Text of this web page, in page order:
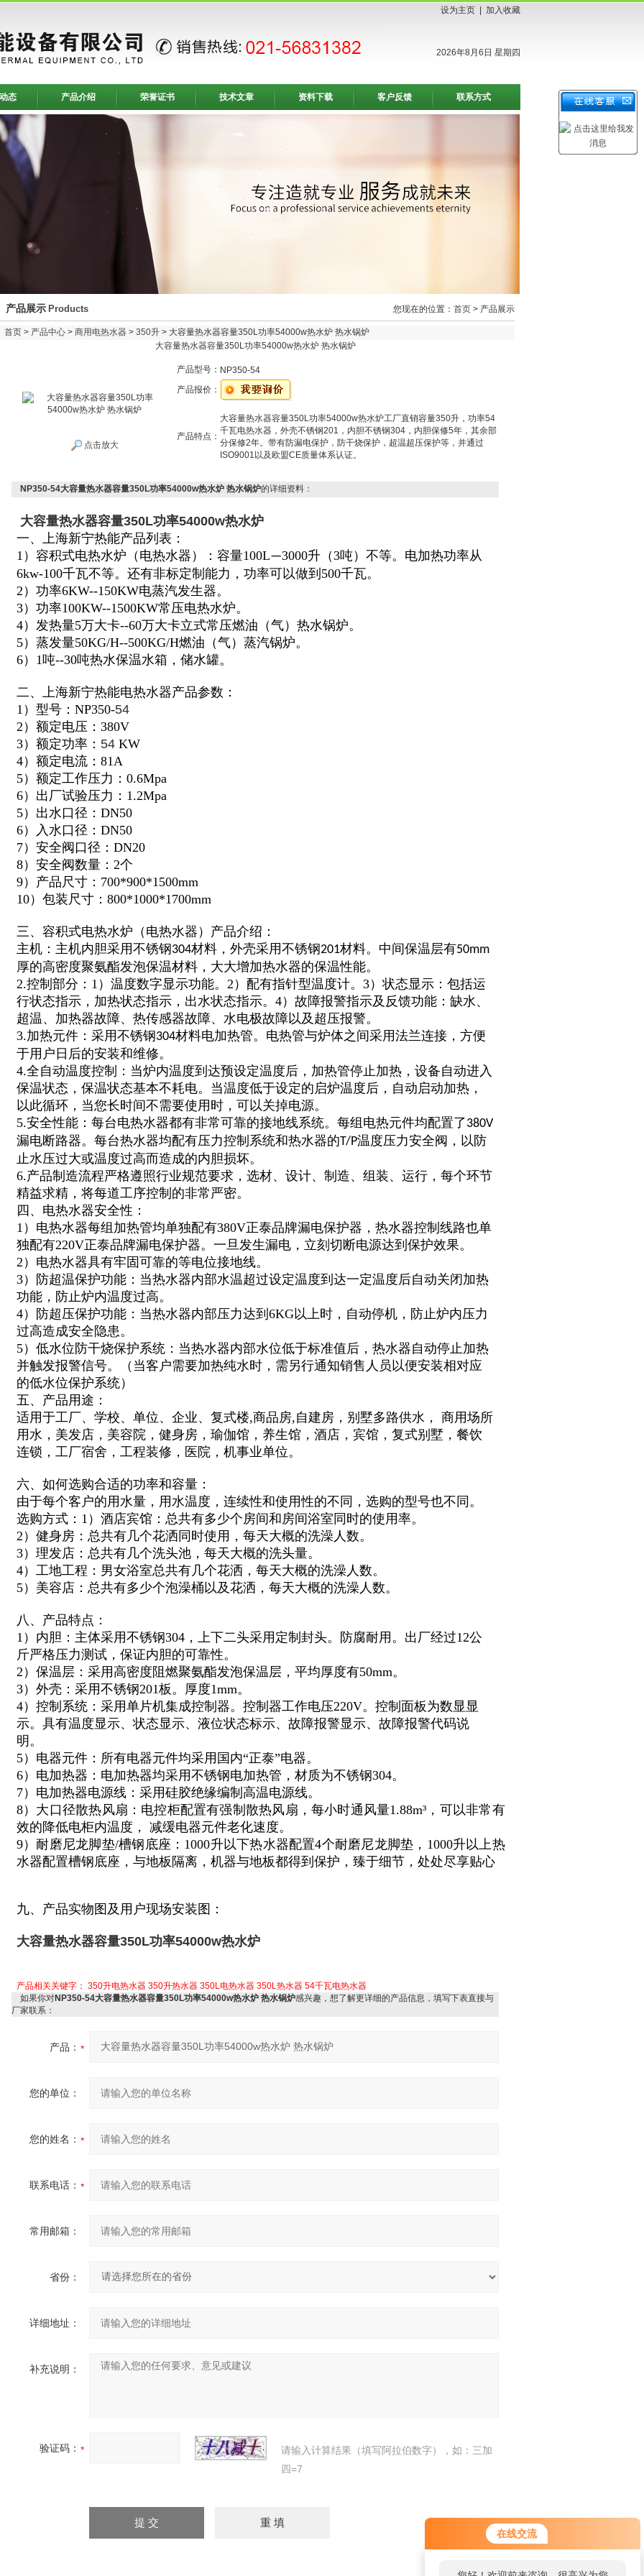
在线交流
设为主页 加入收藏
2026年8月6日 星期四
态 产品介绍 荣誉证书 技术文章 资料下载 客户反馈 联系方式
产品展示 Products 您现在的位置： 首页 > 产品展示
首页 > 产品中心 > 商用电热水器 > 350升 > 大容量热水器容量350L功率54000w热水炉 热水锅炉
大容量热水器容量350L功率54000w热水炉 热水锅炉
点击放大
产品型号： NP350-54
产品报价：
产品特点：
大容量热水器容量350L功率54000w热水炉工厂直销容量350升，功率54
千瓦电热水器，外壳不锈钢201，内胆不锈钢304，内胆保修5年，其余部
分保修2年。带有防漏电保护，防干烧保护，超温超压保护等，并通过
ISO9001以及欧盟CE质量体系认证。
NP350-54大容量热水器容量350L功率54000w热水炉 热水锅炉的详细资料：
大容量热水器容量350L功率54000w热水炉
一、上海新宁热能产品列表：
1）容积式电热水炉（电热水器）：容量100L—3000升（3吨）不等。电加热功率从
6kw-100千瓦不等。还有非标定制能力，功率可以做到500千瓦。
2）功率6KW--150KW电蒸汽发生器。
3）功率100KW--1500KW常压电热水炉。
4）发热量5万大卡--60万大卡立式常压燃油（气）热水锅炉。
5）蒸发量50KG/H--500KG/H燃油（气）蒸汽锅炉。
6）1吨--30吨热水保温水箱，储水罐。
二、上海新宁热能电热水器产品参数：
1）型号：NP350-54
2）额定电压：380V
3）额定功率： 54 KW
4）额定电流：81A
5）额定工作压力：0.6Mpa
6）出厂试验压力：1.2Mpa
5）出水口径：DN50
6）入水口径：DN50
7）安全阀口径：DN20
8）安全阀数量：2个
9）产品尺寸：700*900*1500mm
10）包装尺寸：800*1000*1700mm
三、容积式电热水炉（电热水器）产品介绍：
主机：主机内胆采用不锈钢304材料，外壳采用不锈钢201材料。中间保温层有50mm
厚的高密度聚氨酯发泡保温材料，大大增加热水器的保温性能。
2.控制部分：1）温度数字显示功能。2）配有指针型温度计。3）状态显示：包括运
行状态指示，加热状态指示，出水状态指示。4）故障报警指示及反馈功能：缺水、
超温、加热器故障、热传感器故障、水电极故障以及超压报警。
3.加热元件：采用不锈钢304材料电加热管。电热管与炉体之间采用法兰连接，方便
于用户日后的安装和维修。
4.全自动温度控制：当炉内温度到达预设定温度后，加热管停止加热，设备自动进入
保温状态，保温状态基本不耗电。当温度低于设定的启炉温度后，自动启动加热，
以此循环，当您长时间不需要使用时，可以关掉电源。
5.安全性能：每台电热水器都有非常可靠的接地线系统。每组电热元件均配置了380V
漏电断路器。每台热水器均配有压力控制系统和热水器的T/P温度压力安全阀，以防
止水压过大或温度过高而造成的内胆损坏。
6.产品制造流程严格遵照行业规范要求，选材、设计、制造、组装、运行，每个环节
精益求精，将每道工序控制的非常严密。
四、电热水器安全性：
1）电热水器每组加热管均单独配有380V正泰品牌漏电保护器，热水器控制线路也单
独配有220V正泰品牌漏电保护器。一旦发生漏电，立刻切断电源达到保护效果。
2）电热水器具有牢固可靠的等电位接地线。
3）防超温保护功能：当热水器内部水温超过设定温度到达一定温度后自动关闭加热
功能，防止炉内温度过高。
4）防超压保护功能：当热水器内部压力达到6KG以上时，自动停机，防止炉内压力
过高造成安全隐患。
5）低水位防干烧保护系统：当热水器内部水位低于标准值后，热水器自动停止加热
并触发报警信号。（当客户需要加热纯水时，需另行通知销售人员以便安装相对应
的低水位保护系统）
五、产品用途：
适用于工厂、学校、单位、企业、 复式楼,商品房,自建房 ， 别墅多路供水 ， 商用场所
用水，美发店，美容院，健身房， 瑜伽馆， 养生馆，酒店，宾馆，复式别墅，餐饮
连锁，工厂宿舍，工程装修，医院，机事业单位。
六、如何选购合适的功率和容量：
由于每个客户的用水量，用水温度，连续性和使用性的不同，选购的型号也不同。
选购方式：1）酒店宾馆：总共有多少个房间和房间浴室同时的使用率。
2）健身房：总共有几个花洒同时使用，每天大概的洗澡人数。
3）理发店：总共有几个洗头池，每天大概的洗头量。
4）工地工程：男女浴室总共有几个花洒，每天大概的洗澡人数。
5）美容店：总共有多少个泡澡桶以及花洒，每天大概的洗澡人数。
八、产品特点：
1）内胆：主体采用不锈钢304，上下二头采用定制封头。防腐耐用。出厂经过12公
斤严格压力测试，保证内胆的可靠性。
2）保温层：采用高密度阻燃聚氨酯发泡保温层，平均厚度有50mm。
3）外壳：采用不锈钢201板。厚度1mm。
4）控制系统：采用单片机集成控制器。控制器工作电压220V。控制面板为数显显
示。具有温度显示、状态显示、液位状态标示、故障报警显示、故障报警代码说
明。
5）电器元件：所有电器元件均采用国内“正泰”电器。
6）电加热器：电加热器均采用不锈钢电加热管，材质为不锈钢304。
7）电加热器电源线：采用硅胶绝缘编制高温电源线。
8）大口径散热风扇：电控柜配置有强制散热风扇，每小时通风量1.88m³，可以非常有
效的降低电柜内温度， 减缓电器元件老化速度。
9）耐磨尼龙脚垫/槽钢底座：1000升以下热水器配置4个耐磨尼龙脚垫，1000升以上热
水器配置槽钢底座，与地板隔离，机器与地板都得到保护，臻于细节，处处尽享贴心
九、产品实物图及用户现场安装图：
大容量热水器容量350L功率54000w热水炉
产品相关关键字： 350升电热水器 350升热水器 350L电热水器 350L热水器 54千瓦电热水器
如果你对NP350-54大容量热水器容量350L功率54000w热水炉 热水锅炉感兴趣，想了解更详细的产品信息，填写下表直接与
厂家联系：
产品：
您的单位：
您的姓名：
联系电话：
常用邮箱：
省份：
详细地址：
补充说明：
验证码：
请输入计算结果（填写阿拉伯数字），如：三加
四=7